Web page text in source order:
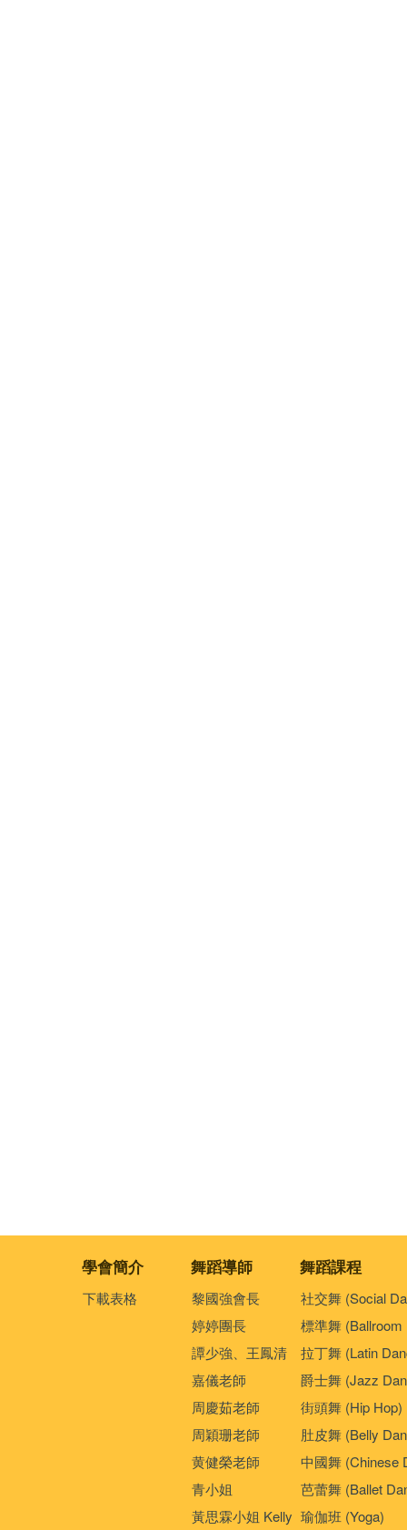
學會簡介 舞蹈導師 舞蹈課程
下載表格
黎國強會長
婷婷團長
譚少強、王鳳清
嘉儀老師
周慶茹老師
周穎珊老師
黄健榮老師
青小姐
黃思霖小姐 Kelly
社交舞 (Social
標準舞 (Ballroom
拉丁舞 (Latin
爵士舞 (Jazz
街頭舞 (Hip Hop)
肚皮舞 (Belly
中國舞 (Chinese
芭蕾舞 (Ballet
瑜伽班 (Yoga)